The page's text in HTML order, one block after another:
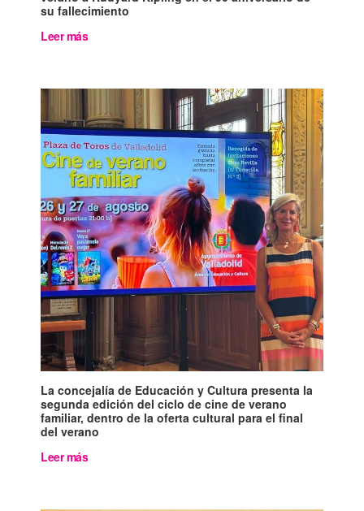
su fallecimiento
Leer más
La concejalía de Educación y Cultura presenta la
segunda edición del ciclo de cine de verano
familiar, dentro de la oferta cultural para el final
del verano
Leer más